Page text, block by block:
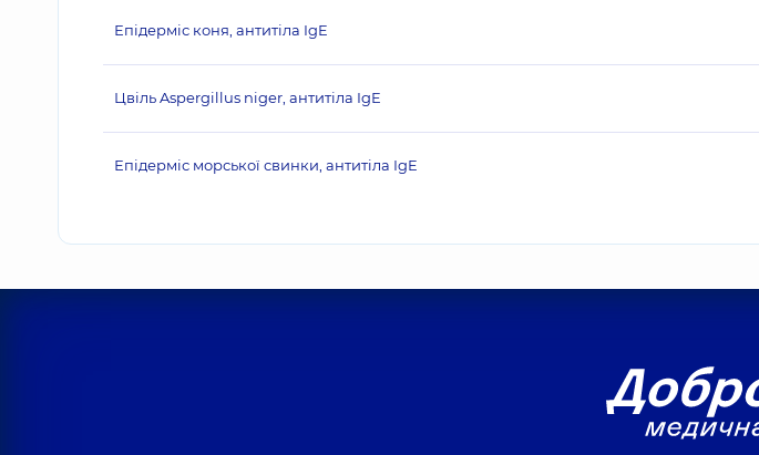
Епідерміс коня, антитіла IgE
Цвіль Aspergillus niger, антитіла IgE
Епідерміс морської свинки, антитіла IgE